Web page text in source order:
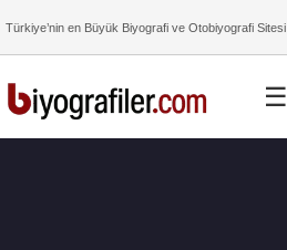
Türkiye’nin en Büyük Biyografi ve Otobiyografi Sitesi
☰